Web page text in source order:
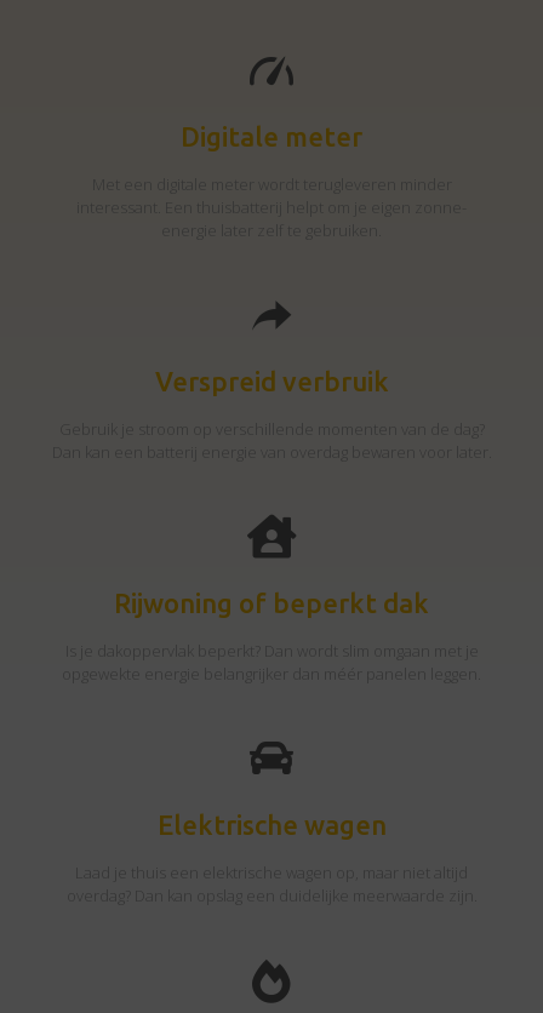
Digitale meter
Met een digitale meter wordt terugleveren minder
interessant. Een thuisbatterij helpt om je eigen zonne-
Verspreid verbruik
Gebruik je stroom op verschillende momenten van de dag?
Rijwoning of beperkt dak
Is je dakoppervlak beperkt? Dan wordt slim omgaan met je
opgewekte energie belangrijker dan méér panelen leggen.
Elektrische wagen
Laad je thuis een elektrische wagen op, maar niet altijd
overdag? Dan kan opslag een duidelijke meerwaarde zijn.